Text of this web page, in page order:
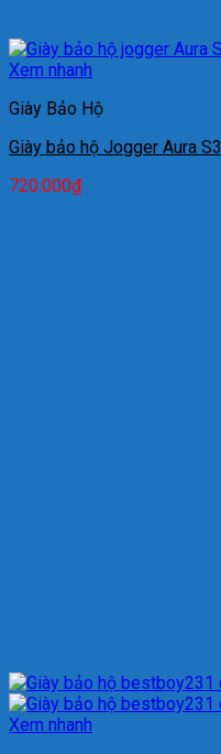
Xem nhanh
Giày Bảo Hộ
Giày bảo hộ Jogger Aura S3
720.000₫
Xem nhanh